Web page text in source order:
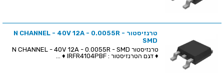
טרנזיסטור N CHANNEL - 40V 12A - 0.0055R -
SMD
♦ דגם הטרנזיסטור : IRFR4104PBF ♦ ...